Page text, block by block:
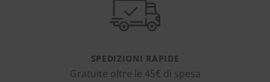
SPEDIZIONI RAPIDE
Gratuite oltre le 45€ di spesa